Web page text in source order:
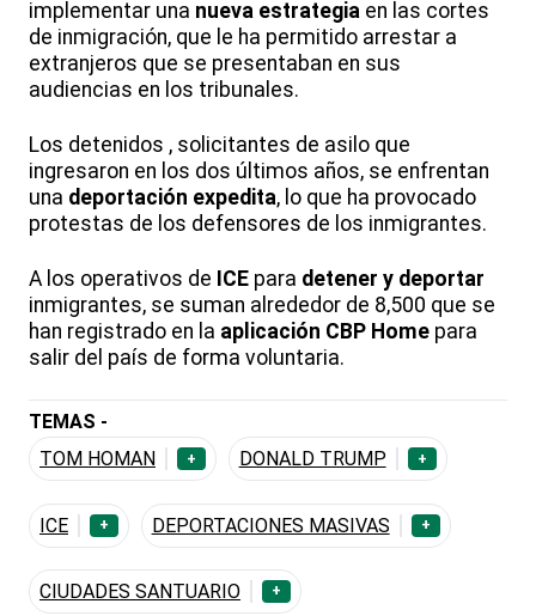
implementar una nueva estrategia en las cortes
de inmigración, que le ha permitido arrestar a
extranjeros que se presentaban en sus
audiencias en los tribunales.
Los detenidos , solicitantes de asilo que
ingresaron en los dos últimos años, se enfrentan
una deportación expedita, lo que ha provocado
protestas de los defensores de los inmigrantes.
A los operativos de ICE para detener y deportar
inmigrantes, se suman alrededor de 8,500 que se
han registrado en la aplicación CBP Home para
salir del país de forma voluntaria.
TEMAS -
TOM HOMAN
+ DONALD TRUMP +
ICE + DEPORTACIONES MASIVAS +
CIUDADES SANTUARIO +